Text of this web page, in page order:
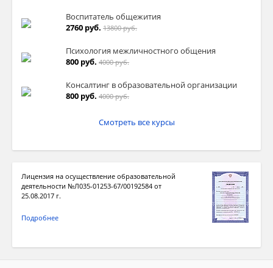
Воспитатель общежития
2760 руб. 13800 руб.
Психология межличностного общения
800 руб. 4000 руб.
Консалтинг в образовательной организации
800 руб. 4000 руб.
Смотреть все курсы
Лицензия на осуществление образовательной
деятельности №Л035-01253-67/00192584 от
25.08.2017 г.
Подробнее